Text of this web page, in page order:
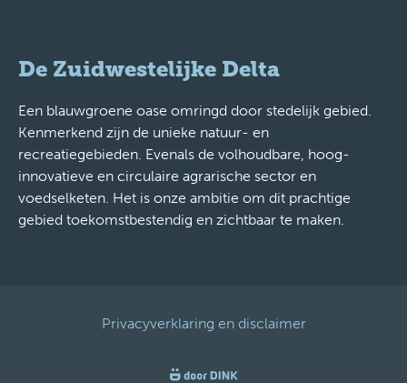
De Zuidwestelijke Delta
Een blauwgroene oase omringd door stedelijk gebied.
Kenmerkend zijn de unieke natuur- en
recreatiegebieden. Evenals de volhoudbare, hoog-
innovatieve en circulaire agrarische sector en
voedselketen. Het is onze ambitie om dit prachtige
gebied toekomstbestendig en zichtbaar te maken.
Privacyverklaring en disclaimer